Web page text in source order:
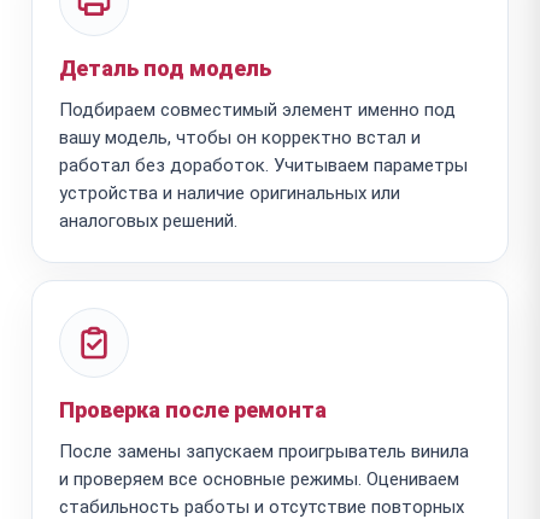
Деталь под модель
Подбираем совместимый элемент именно под
вашу модель, чтобы он корректно встал и
работал без доработок. Учитываем параметры
устройства и наличие оригинальных или
аналоговых решений.
Проверка после ремонта
После замены запускаем проигрыватель винила
и проверяем все основные режимы. Оцениваем
стабильность работы и отсутствие повторных